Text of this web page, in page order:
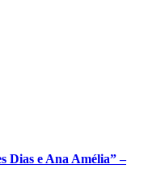
Dias e Ana Amélia” –